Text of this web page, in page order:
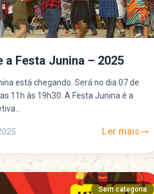
a Festa Junina – 2025
está chegando. Será no dia 07 de
11h às 19h30. A Festa Junina é a
Ler mais
Sem categoria